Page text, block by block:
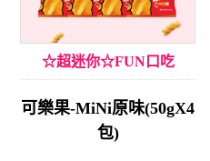
☆超迷你☆FUN口吃
可樂果-MiNi原味(50gX4
包)